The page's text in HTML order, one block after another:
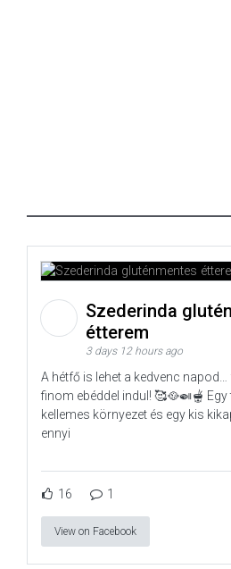
Szederinda
étterem
3 days 12 hours ago
A hétfő is lehet a kedvenc napod…
finom ebéddel indul! 🥰🥘🍛🫕
kellemes környezet és egy kis
ennyi
16 1
View on Facebook